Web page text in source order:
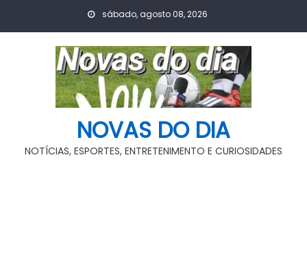
sábado, agosto 08, 2026
NOVAS DO DIA
NOTÍCIAS, ESPORTES, ENTRETENIMENTO E CURIOSIDADES